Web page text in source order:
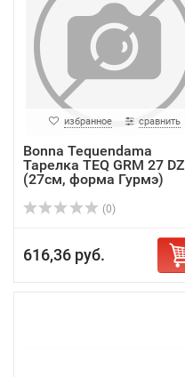
избранное сравнить
Bonna Tequendama
Тарелка TEQ GRM 27 DZ
(27см, форма Гурмэ)
(0)
616,36 руб.